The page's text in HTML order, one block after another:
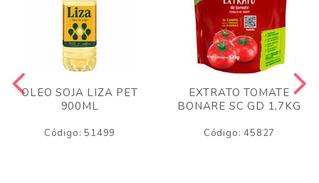
OLEO SOJA LIZA PET
900ML
Código: 51499
EXTRATO TOMATE
BONARE SC GD 1,7KG
Código: 45827